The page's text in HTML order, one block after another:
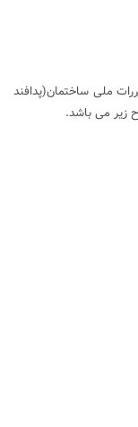
ملی ساختمان(پدافند